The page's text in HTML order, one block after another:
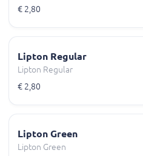
€ 2,80
Lipton Regular
Lipton Regular
€ 2,80
Lipton Green
Lipton Green